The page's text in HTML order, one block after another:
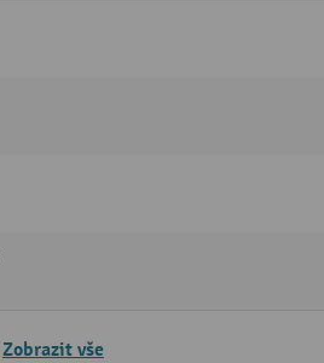
Zobrazit vše